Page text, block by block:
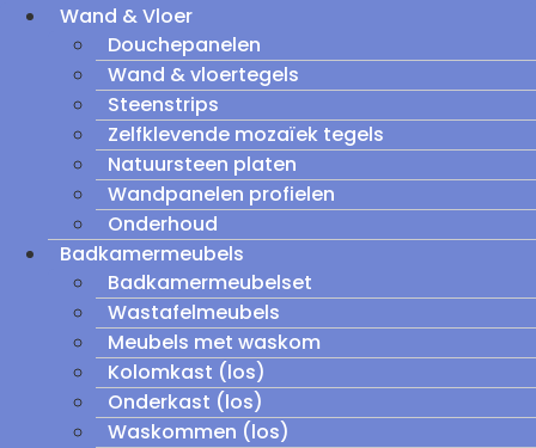
Wand & Vloer
Douchepanelen
Wand & vloertegels
Steenstrips
Zelfklevende mozaïek tegels
Natuursteen platen
Wandpanelen profielen
Onderhoud
Badkamermeubels
Badkamermeubelset
Wastafelmeubels
Meubels met waskom
Kolomkast (los)
Onderkast (los)
Waskommen (los)